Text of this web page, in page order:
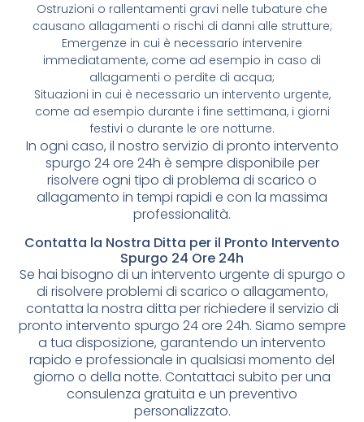
Ostruzioni o rallentamenti gravi nelle tubature che
causano allagamenti o rischi di danni alle strutture;
Emergenze in cui è necessario intervenire
immediatamente, come ad esempio in caso di
allagamenti o perdite di acqua;
Situazioni in cui è necessario un intervento urgente,
come ad esempio durante i fine settimana, i giorni
festivi o durante le ore notturne.
In ogni caso, il nostro servizio di pronto intervento
spurgo 24 ore 24h è sempre disponibile per
risolvere ogni tipo di problema di scarico o
allagamento in tempi rapidi e con la massima
professionalità.
Contatta la Nostra Ditta per il Pronto Intervento
Spurgo 24 Ore 24h
Se hai bisogno di un intervento urgente di spurgo o
di risolvere problemi di scarico o allagamento,
contatta la nostra ditta per richiedere il servizio di
pronto intervento spurgo 24 ore 24h. Siamo sempre
a tua disposizione, garantendo un intervento
rapido e professionale in qualsiasi momento del
giorno o della notte. Contattaci subito per una
consulenza gratuita e un preventivo
personalizzato.